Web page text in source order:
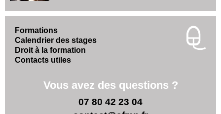
Formations
Calendrier des stages
Droit à la formation
Contacts utiles
Vous avez des questions ?
07 80 42 23 04